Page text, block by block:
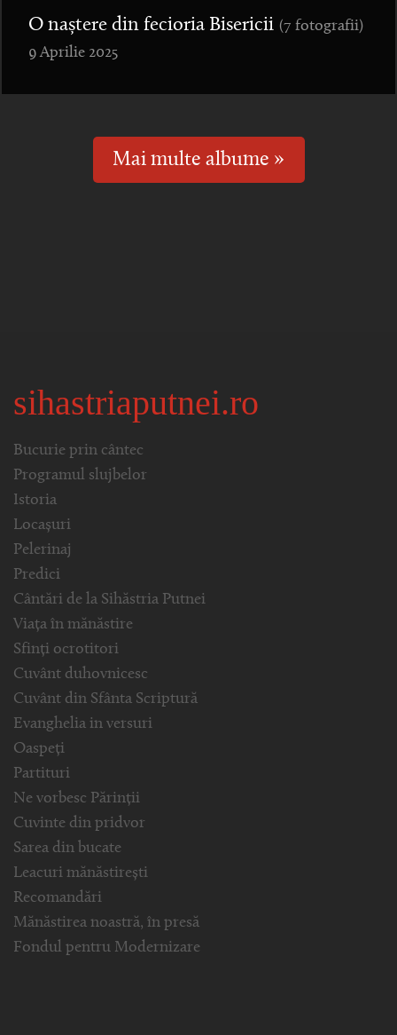
O naștere din fecioria Bisericii (7 fotografii)
9 Aprilie 2025
Mai multe albume »
sihastriaputnei.ro
Bucurie prin cântec
Programul slujbelor
Istoria
Locașuri
Pelerinaj
Predici
Cântări de la Sihăstria Putnei
Viața în mănăstire
Sfinți ocrotitori
Cuvânt duhovnicesc
Cuvânt din Sfânta Scriptură
Evanghelia in versuri
Oaspeți
Partituri
Ne vorbesc Părinții
Cuvinte din pridvor
Sarea din bucate
Leacuri mănăstirești
Recomandări
Mănăstirea noastră, în presă
Fondul pentru Modernizare